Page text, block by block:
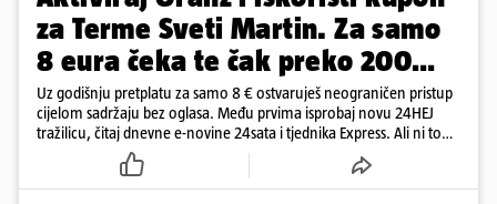
za Terme Sveti Martin. Za samo
8 eura čeka te čak preko 200
eura kupona!
Uz godišnju pretplatu za samo 8 € ostvaruješ neograničen pristup
cijelom sadržaju bez oglasa. Među prvima isprobaj novu 24HEJ
tražilicu, čitaj dnevne e-novine 24sata i tjednika Express. Ali ni to